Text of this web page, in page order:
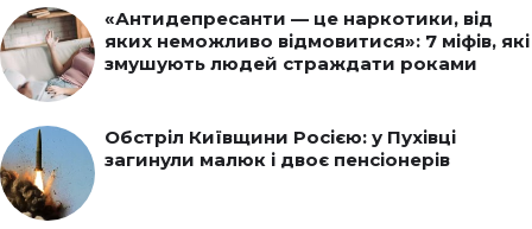
«Антидепресанти — це наркотики, від
яких неможливо відмовитися»: 7 міфів, які
змушують людей страждати роками
Обстріл Київщини Росією: у Пухівці
загинули малюк і двоє пенсіонерів